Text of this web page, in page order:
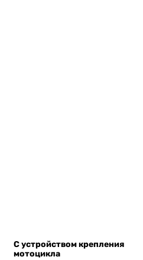
С устройством крепления
мотоцикла